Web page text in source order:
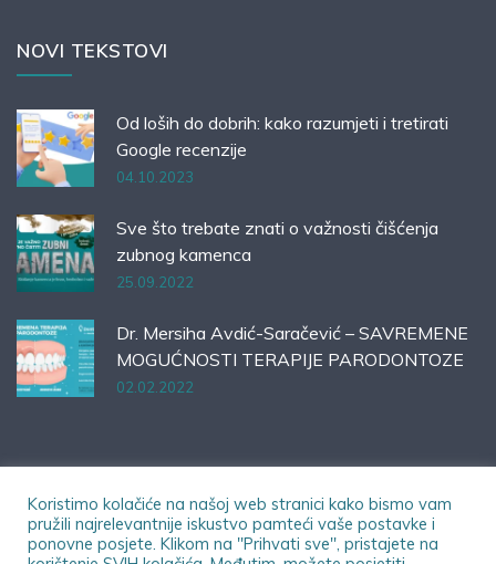
NOVI TEKSTOVI
Od loših do dobrih: kako razumjeti i tretirati
Google recenzije
04.10.2023
Sve što trebate znati o važnosti čišćenja
zubnog kamenca
25.09.2022
Dr. Mersiha Avdić-Saračević – SAVREMENE
MOGUĆNOSTI TERAPIJE PARODONTOZE
02.02.2022
© 2023 Dental Office | Sva prava zadržana.
Koristimo kolačiće na našoj web stranici kako bismo vam
pružili najrelevantnije iskustvo pamteći vaše postavke i
ponovne posjete. Klikom na "Prihvati sve", pristajete na